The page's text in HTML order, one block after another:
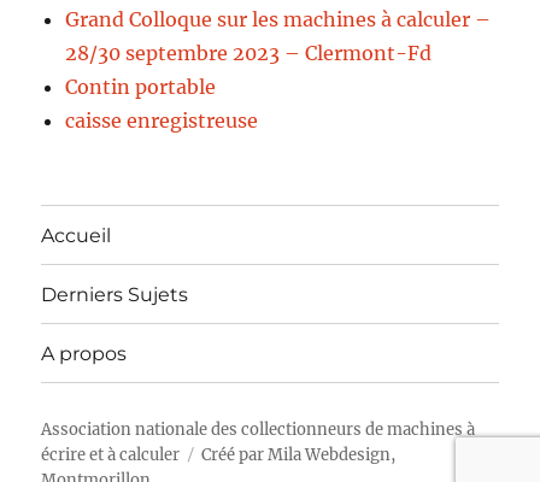
Grand Colloque sur les machines à calculer –
28/30 septembre 2023 – Clermont-Fd
Contin portable
caisse enregistreuse
Accueil
Derniers Sujets
A propos
Association nationale des collectionneurs de machines à
écrire et à calculer
Créé parMila Webdesign,